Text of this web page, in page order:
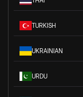
TURKISH
UKRAINIAN
URDU